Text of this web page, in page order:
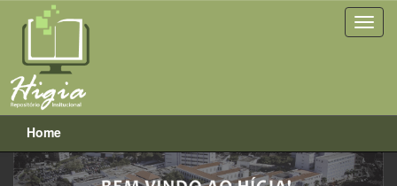
Skip
navigation
Home
Previous Next